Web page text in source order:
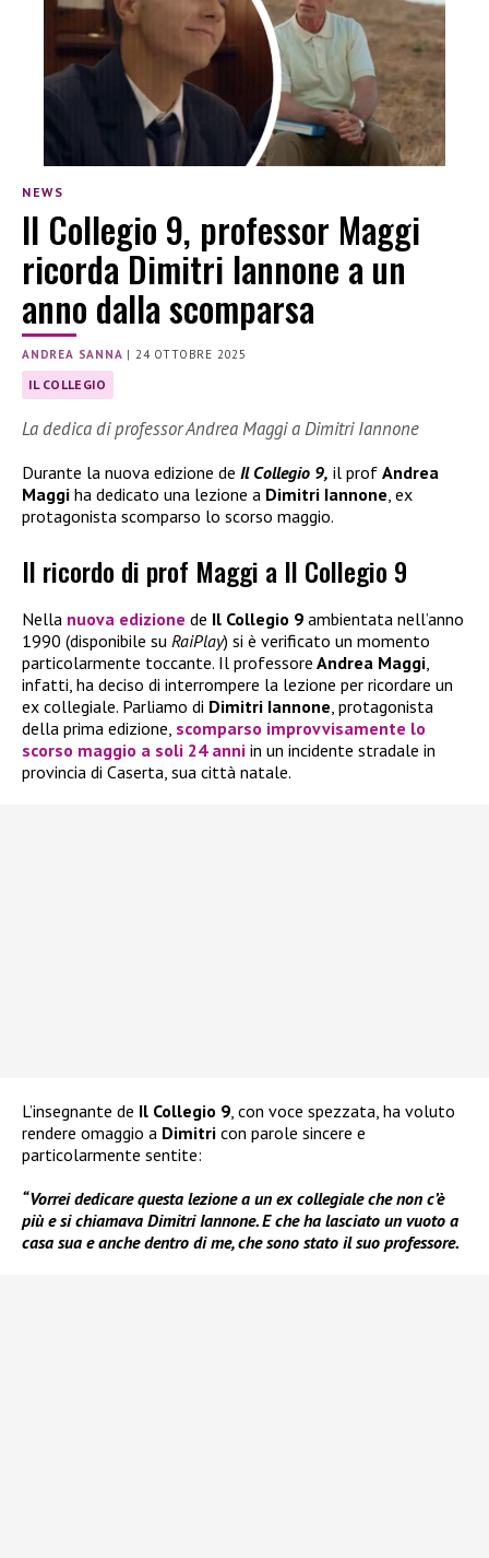
NEWS
Il Collegio 9, professor Maggi
ricorda Dimitri Iannone a un
anno dalla scomparsa
ANDREA SANNA |24 OTTOBRE 2025
IL COLLEGIO
La dedica di professor Andrea Maggi a Dimitri Iannone
Durante la nuova edizione de Il Collegio 9, il prof Andrea
Maggi ha dedicato una lezione a Dimitri Iannone , ex
protagonista scomparso lo scorso maggio.
Il ricordo di prof Maggi a Il Collegio 9
Nella nuova edizione de Il Collegio 9 ambientata nell’anno
1990 (disponibile su RaiPlay) si è verificato un momento
particolarmente toccante. Il professore Andrea Maggi,
infatti, ha deciso di interrompere la lezione per ricordare un
ex collegiale. Parliamo di Dimitri Iannone, protagonista
della prima edizione, scomparso improvvisamente lo
scorso maggio a soli 24 anni in un incidente stradale in
provincia di Caserta, sua città natale.
L’insegnante de Il Collegio 9, con voce spezzata, ha voluto
rendere omaggio a Dimitri con parole sincere e
particolarmente sentite:
“Vorrei dedicare questa lezione a un ex collegiale che non c’è
più e si chiamava Dimitri Iannone. E che ha lasciato un vuoto a
casa sua e anche dentro di me, che sono stato il suo professore.